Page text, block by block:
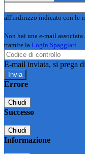
all'indirizzo indicato con le
Non hai una e-mail
tramite la Login Spaggiari
E-mail inviata, si prega
Errore
Chiudi
Successo
Chiudi
Informazione